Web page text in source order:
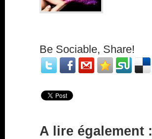
Be Sociable, Share!
A lire également :